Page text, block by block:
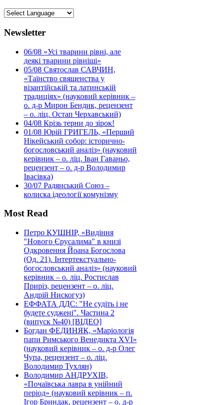
Newsletter
06/08 «Усі тварини рівні, але
деякі тварини рівніші»
05/08 Святослав САВЧИН,
«Таїнство священства у
візантійській та латинській
традиціях» (науковий керівник –
о. д-р Мирон Бендик, рецензент
– о. ліц. Остап Черхавський)
04/08 Крізь терни до зірок!
01/08 Юрій ГРИГЕЛЬ, «Перший
Нікейський собор: історично-
богословський аналіз» (науковий
керівник – о. ліц. Іван Гаваньо,
рецензент – о. д-р Володимир
Івасівка)
30/07 Радянський Союз –
колиска ідеології комунізму
Most Read
Петро КУШНІР, «Видіння
"Нового Єрусалима" в книзі
Одкровення Йоана Богослова
(Од. 21). Інтертекстуально-
богословський аналіз» (науковий
керівник – о. ліц. Ростислав
Приріз, рецензент – о. ліц.
Андрій Нискогуз)
ЕФФАТА ДДС: "Не судіть і не
будете суджені". Частина 2
(випуск №40) [ВІДЕО]
Богдан ФЕДИНЯК, «Маріологія
папи Римського Венедикта XVI»
(науковий керівник – о. д-р Олег
Чупа, рецензент – о. ліц.
Володимир Тухлян)
Володимир АНДРУХІВ,
«Почаївська лавра в унійний
період» (науковий керівник – п.
Ігор Бриндак, рецензент – о. д-р